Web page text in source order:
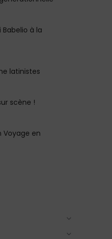
à la
latinistes
scène !
Voyage en